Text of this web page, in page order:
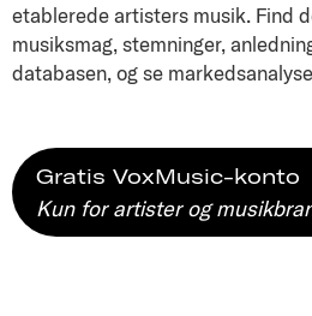
etablerede artisters musik. Find
musiksmag, stemninger,
databasen, og se
Gratis VoxMusic-konto
Kun for artister og